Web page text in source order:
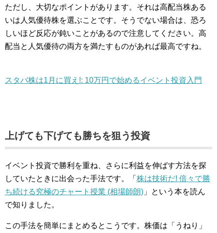
ただし、大切なポイントがあります。それは高配当株ある
いは人気優待株を選ぶことです。そうでない場合は、恐ろ
しいほど反応が鈍いことがあるので注意してください。高
配当と人気優待の両方を満たすものがあれば最高ですね。
スタバ株は1月に買え!: 10万円で始めるイベント投資入門
上げても下げても勝ちを狙う投資
イベント投資で勝利を重ね、さらに利益を伸ばす方法を探
していたときに出会った手法です。「 株は技術だ! 倍々で勝
ち続ける究極のチャート授業 (相場師朗) 」という本を読ん
で知りました。
この手法を簡単にまとめるとこうです。株価は「うねり」